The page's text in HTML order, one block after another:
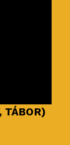
TÁBOR)